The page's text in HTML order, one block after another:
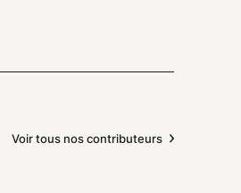
Voir tous nos contributeurs